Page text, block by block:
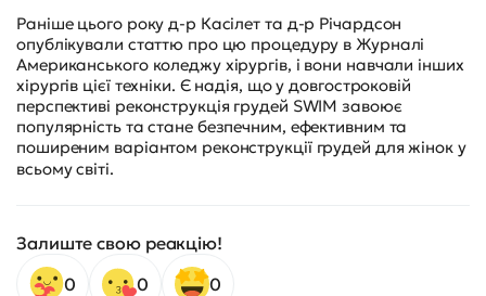
Раніше цього року д-р Касілет та д-р Річардсон
опублікували статтю про цю процедуру в Журналі
Американського коледжу хірургів, і вони навчали інших
хірургів цієї техніки. Є надія, що у довгостроковій
перспективі реконструкція грудей SWIM завоює
популярність та стане безпечним, ефективним та
поширеним варіантом реконструкції грудей для жінок у
всьому світі.
Залиште свою реакцію!
0
0
0